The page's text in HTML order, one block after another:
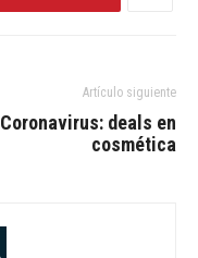
Artículo siguiente
Coronavirus: deals en
cosmética